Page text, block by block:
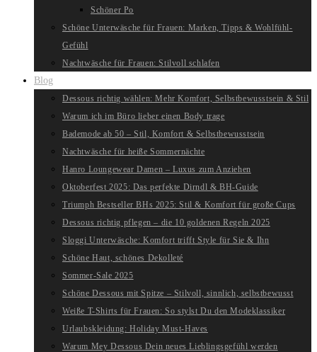
Schöner Po
Schöne Unterwäsche für Frauen: Marken, Tipps & Wohlfühl-
Gefühl
Nachtwäsche für Frauen: Stilvoll schlafen
Blog
Dessous richtig wählen: Mehr Komfort, Selbstbewusstsein & Stil
Warum ich im Büro lieber einen Body trage
Bademode ab 50 – Stil, Komfort & Selbstbewusstsein
Nachtwäsche für heiße Sommernächte
Hanro Loungewear Damen – Luxus zum Anziehen
Oktoberfest 2025: Das perfekte Dirndl & BH-Guide
Triumph Bestseller BHs 2025: Stil & Komfort für große Cups
Dessous richtig pflegen – die 10 goldenen Regeln 2025
Sloggi Unterwäsche: Komfort trifft Style für Sie & Ihn
Schöne Haut, schönes Dekolleté
Sommer-Sale 2025
Schöne Dessous mit Spitze – Stilvoll, sinnlich, selbstbewusst
Weiße T-Shirts für Frauen: So stylst Du den Modeklassiker
Urlaubskleidung: Holiday Must-Haves
Warum Mey Dessous Dein neues Lieblingsgefühl werden